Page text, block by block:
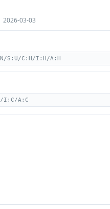
2026-03-03
S:U/C:H/I:H/A:H
I:C/A:C